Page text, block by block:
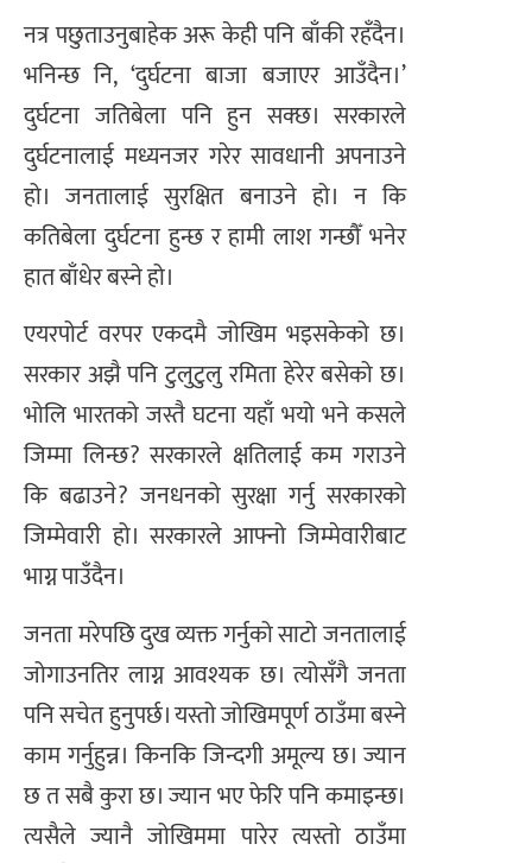
नत्र पछुताउनुबाहेक अरू केही पनि बाँकी रहँदैन।
भनिन्छ नि, ‘दुर्घटना बाजा बजाएर आउँदैन।’
दुर्घटना जतिबेला पनि हुन सक्छ। सरकारले
दुर्घटनालाई मध्यनजर गरेर सावधानी अपनाउने
हो। जनतालाई सुरक्षित बनाउने हो। न कि
कतिबेला दुर्घटना हुन्छ र हामी लाश गन्छौँ भनेर
हात बाँधेर बस्ने हो।
एयरपोर्ट वरपर एकदमै जोखिम भइसकेको छ।
सरकार अझै पनि टुलुटुलु रमिता हेरेर बसेको छ।
भोलि भारतको जस्तै घटना यहाँ भयो भने कसले
जिम्मा लिन्छ? सरकारले क्षतिलाई कम गराउने
कि बढाउने? जनधनको सुरक्षा गर्नु सरकारको
जिम्मेवारी हो। सरकारले आफ्नो जिम्मेवारीबाट
भाग्न पाउँदैन।
जनता मरेपछि दुख व्यक्त गर्नुको साटो जनतालाई
जोगाउनतिर लाग्न आवश्यक छ। त्योसँगै जनता
पनि सचेत हुनुपर्छ। यस्तो जोखिमपूर्ण ठाउँमा बस्ने
काम गर्नुहुन्न। किनकि जिन्दगी अमूल्य छ। ज्यान
छ त सबै कुरा छ। ज्यान भए फेरि पनि कमाइन्छ।
त्यसैले ज्यानै जोखिममा पारेर त्यस्तो ठाउँमा